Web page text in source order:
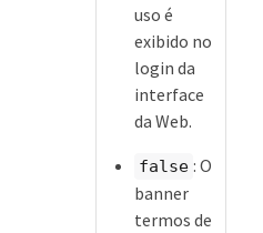
uso é
exibido no
login da
interface
da Web.
false : O
banner
termos de